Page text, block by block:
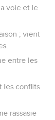
voie et le
; vient
entre les
les conflits
rassasie